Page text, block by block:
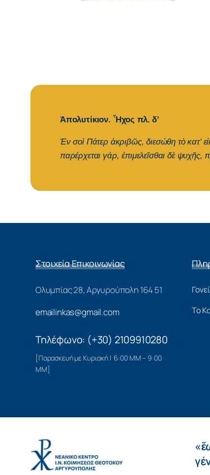
Ἀπολυτίκιον. Ἦχος πλ. δ’
Ἐν σοὶ Πάτερ ἀκριβῶς, διεσώθη τὸ κατ’
παρέρχεται γάρ, ἐπιμελεῖσθαι δὲ
Στοιχεία Επικοινωνίας
Ολυμπίας 28, Αργυρούπολη 164 51
emailinkas@gmail.com
Τηλέφωνο: (+30) 2109910280
[Παρασκευή με Κυριακή | 6:00 ΜΜ – 9:00
ΜΜ]
Το